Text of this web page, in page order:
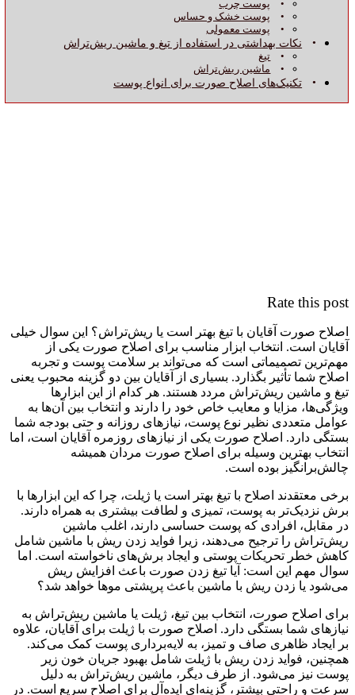
پوست چرب
پوست خشک و حساس
پوست معمولی
نکات بهداشتی در استفاده از تیغ و ماشین ریش‌تراش
تیغ
ماشین ریش‌تراش
تکنیک‌های اصلاح صورت برای انواع پوست
Rate this post
اصلاح صورت آقایان با تیغ بهتر است یا ریش‌تراش؟ این سوال خیلی
آقایان است. انتخاب ابزار مناسب برای اصلاح صورت یکی از
مهم‌ترین تصمیماتی است که می‌تواند بر سلامت پوست و تجربه
اصلاح شما تأثیر بگذارد. بسیاری از آقایان بین دو گزینه محبوب یعنی
تیغ و ماشین ریش‌تراش مردد هستند. هر کدام از این ابزارها
ویژگی‌ها، مزایا و معایب خاص خود را دارند و انتخاب بین آن‌ها به
عوامل متعددی نظیر نوع پوست، نیازهای روزانه و حتی بودجه شما
بستگی دارد. اصلاح صورت یکی از نیازهای روزمره آقایان است، اما
انتخاب بهترین وسیله برای اصلاح صورت مردان همیشه
چالش‌برانگیز بوده است.
برخی معتقدند اصلاح با تیغ بهتر است یا ژیلت، چرا که این ابزارها با
برش نزدیک‌تر به پوست، تمیزی و لطافت بیشتری به همراه دارند.
در مقابل، افرادی که پوست حساسی دارند، اغلب ماشین
ریش‌تراش را ترجیح می‌دهند، زیرا فواید زدن ریش با ماشین شامل
کاهش خطر تحریکات پوستی و ایجاد برش‌های ناخواسته است. اما
سوال مهم این است: آیا تیغ زدن صورت باعث افزایش ریش
می‌شود یا زدن ریش با ماشین باعث پرپشتی موها خواهد شد؟
برای اصلاح صورت، انتخاب بین تیغ، ژیلت یا ماشین ریش‌تراش به
نیازهای شما بستگی دارد. اصلاح صورت با ژیلت برای آقایان، علاوه
بر ایجاد ظاهری صاف و تمیز، به لایه‌برداری پوست کمک می‌کند.
همچنین، فواید زدن ریش با ژیلت شامل بهبود جریان خون زیر
پوست نیز می‌شود. از طرف دیگر، ماشین ریش‌تراش به دلیل
سرعت و راحتی بیشتر، گزینه‌ای ایده‌آل برای اصلاح سریع است. در